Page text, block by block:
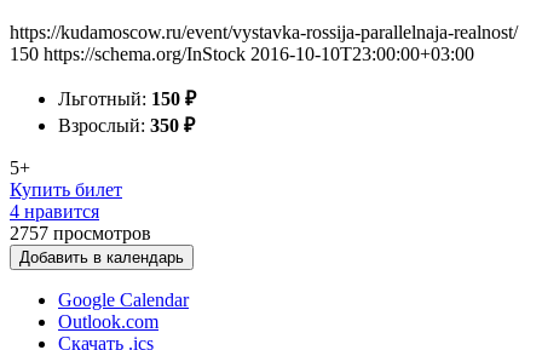
https://kudamoscow.ru/event/vystavka-rossija-parallelnaja-realnost/
150 https://schema.org/InStock 2016-10-10T23:00:00+03:00
Льготный: 150 ₽
Взрослый: 350 ₽
5+
Купить билет
4 нравится
2757 просмотров
Добавить в календарь
Google Calendar
Outlook.com
Скачать .ics